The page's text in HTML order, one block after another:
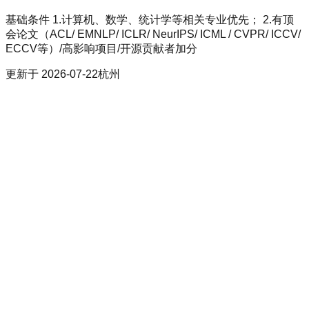
基础条件 1.计算机、数学、统计学等相关专业优先； 2.有顶
会论文（ACL/ EMNLP/ ICLR/ NeurIPS/ ICML / CVPR/ ICCV/
ECCV等）/高影响项目/开源贡献者加分
更新于 2026-07-22杭州